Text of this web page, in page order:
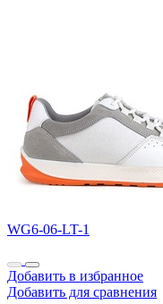
WG6-06-LT-1
Добавить в избранное
Добавить для сравнения